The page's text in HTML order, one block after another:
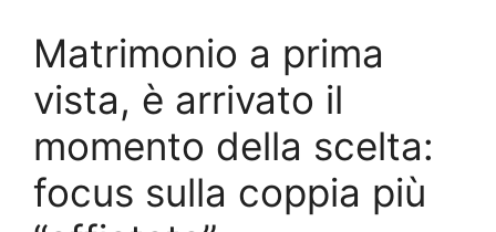
Matrimonio a prima
vista, è arrivato il
momento della scelta:
focus sulla coppia più